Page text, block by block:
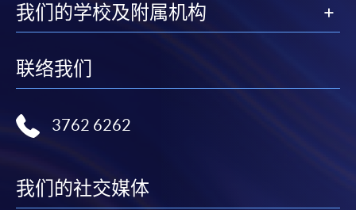
我们的学校及附属机构
联络我们
3762 6262
我们的社交媒体